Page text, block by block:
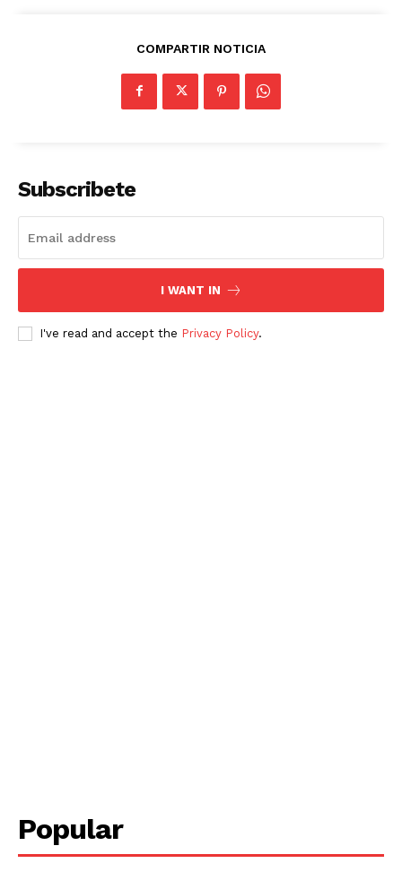
COMPARTIR NOTICIA
Subscribete
I WANT IN
I've read and accept the Privacy Policy.
Popular